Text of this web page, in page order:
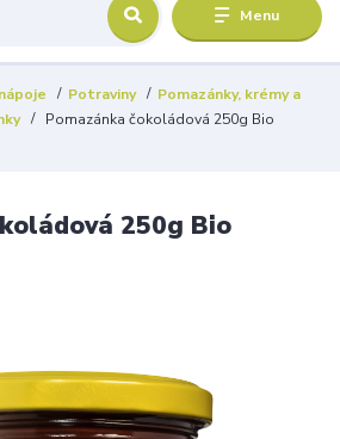
Menu
Potraviny
Pomazánky, krémy a
Pomazánka čokoládová 250g Bio
250g Bio